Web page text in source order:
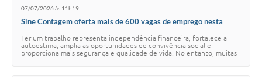
07/07/2026 às 11h19
Sine Contagem oferta mais de 600 vagas de emprego nesta
Ter um trabalho representa independência financeira, fortalece a
autoestima, amplia as oportunidades de convivência social e
proporciona mais segurança e qualidade de vida. No entanto, muitas